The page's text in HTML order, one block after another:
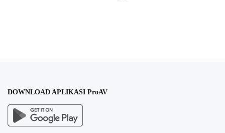
DOWNLOAD APLIKASI ProAV